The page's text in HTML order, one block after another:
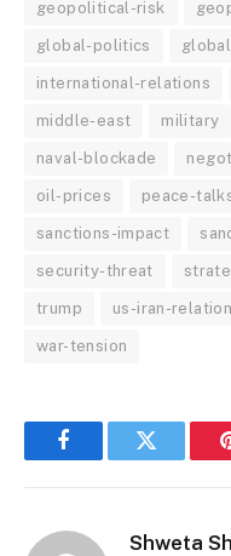
geopolitical-risk
global-politics
international-relations
middle-east military
naval-blockade
oil-prices peace-
sanctions-impact
security-threat
trump us-iran-
war-tension
FacebookTwitter
Shweta